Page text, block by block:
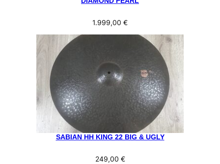
1.999,00 €
SABIAN HH KING 22 BIG & UGLY
249,00 €